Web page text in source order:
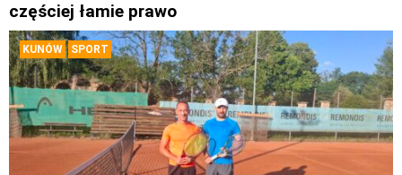
częściej łamie prawo
KUNÓW SPORT